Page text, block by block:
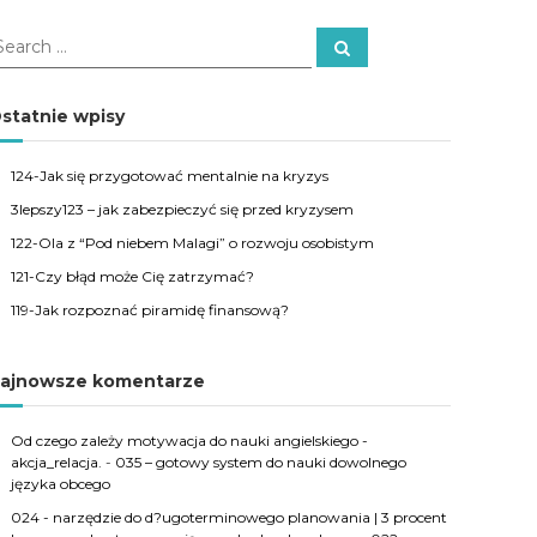
S
wpisy
124-Jak się przygotować mentalnie na kryzys
3lepszy123 – jak zabezpieczyć się przed kryzysem
122-Ola z “Pod niebem Malagi” o rozwoju osobistym
121-Czy błąd może Cię zatrzymać?
119-Jak rozpoznać piramidę finansową?
komentarze
Od czego zależy motywacja do nauki angielskiego -
akcja_relacja. - 035 – gotowy system do nauki dowolnego
języka obcego
024 - narzędzie do d?ugoterminowego planowania | 3 procent